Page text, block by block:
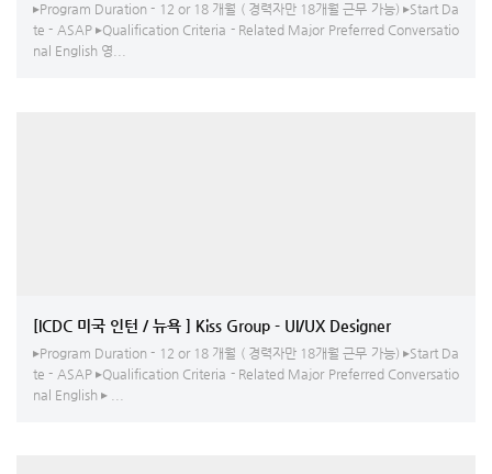
▸Program Duration - 12 or 18 개월 ( 경력자만 18개월 근무 가능) ▸Start Da
te - ASAP ▸Qualification Criteria - Related Major Preferred Conversatio
nal English 영...
[ICDC 미국 인턴 / 뉴욕 ] Kiss Group - UI/UX Designer
▸Program Duration - 12 or 18 개월 ( 경력자만 18개월 근무 가능) ▸Start Da
te - ASAP ▸Qualification Criteria - Related Major Preferred Conversatio
nal English ▸ ...